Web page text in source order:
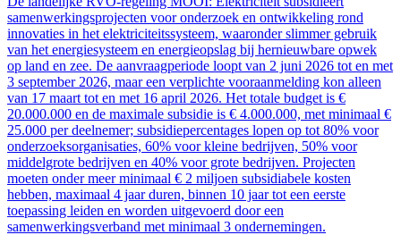
samenwerkingsprojecten voor onderzoek en ontwikkeling rond
innovaties in het elektriciteitssysteem, waaronder slimmer gebruik
van het energiesysteem en energieopslag bij hernieuwbare opwek
op land en zee. De aanvraagperiode loopt van 2 juni 2026 tot en met
3 september 2026, maar een verplichte vooraanmelding kon alleen
van 17 maart tot en met 16 april 2026. Het totale budget is €
20.000.000 en de maximale subsidie is € 4.000.000, met minimaal €
25.000 per deelnemer; subsidiepercentages lopen op tot 80% voor
onderzoeksorganisaties, 60% voor kleine bedrijven, 50% voor
middelgrote bedrijven en 40% voor grote bedrijven. Projecten
moeten onder meer minimaal € 2 miljoen subsidiabele kosten
hebben, maximaal 4 jaar duren, binnen 10 jaar tot een eerste
toepassing leiden en worden uitgevoerd door een
samenwerkingsverband met minimaal 3 ondernemingen.